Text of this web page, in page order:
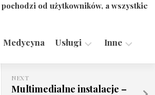
od użytkowników, a wszystkie
Medycyna Usługi
Transport
Inne
Sport
NEXT
Multimedialne instalacje –